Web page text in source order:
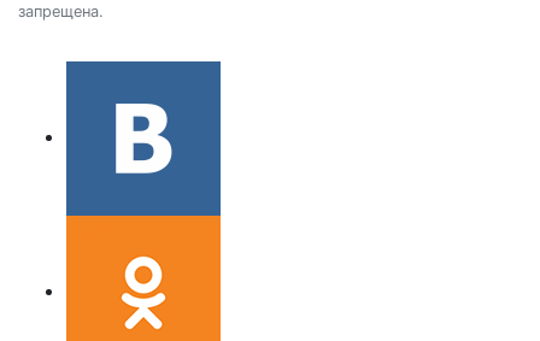
запрещена.